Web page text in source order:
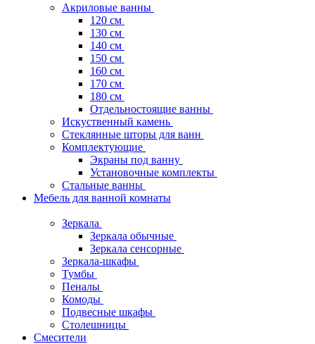
Акриловые ванны
120 см
130 см
140 см
150 см
160 см
170 см
180 см
Отдельностоящие ванны
Искуственный камень
Стеклянные шторы для ванн
Комплектующие
Экраны под ванну
Установочные комплекты
Стальные ванны
Мебель для ванной комнаты
Зеркала
Зеркала обычные
Зеркала сенсорные
Зеркала-шкафы
Тумбы
Пеналы
Комоды
Подвесные шкафы
Столешницы
Смесители